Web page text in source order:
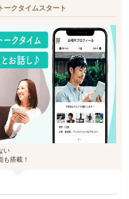
ークタイムスタート
い
も搭載！